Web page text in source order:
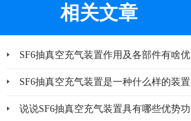
相关文章
SF6抽真空充气装置作用及各部件有啥优
势
SF6抽真空充气装置是一种什么样的装置
说说SF6抽真空充气装置具有哪些优势功